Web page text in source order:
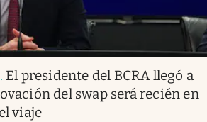
. El presidente del BCRA llegó a
del swap será recién en
viaje